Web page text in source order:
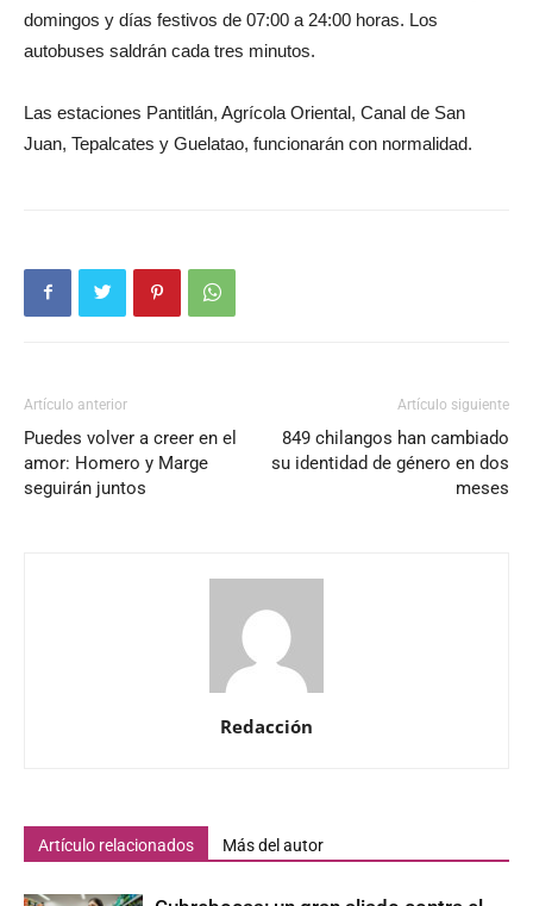
domingos y días festivos de 07:00 a 24:00 horas. Los
autobuses saldrán cada tres minutos.
Las estaciones Pantitlán, Agrícola Oriental, Canal de San
Juan, Tepalcates y Guelatao, funcionarán con normalidad.
Artículo anterior
Puedes volver a creer en el
amor: Homero y Marge
seguirán juntos
Artículo siguiente
849 chilangos han cambiado
su identidad de género en dos
meses
Redacción
Artículo relacionados Más del autor